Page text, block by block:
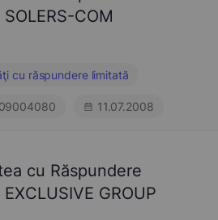
5
COM
cu răspundere limitată
11.07.2008
cu Răspundere
GROUP